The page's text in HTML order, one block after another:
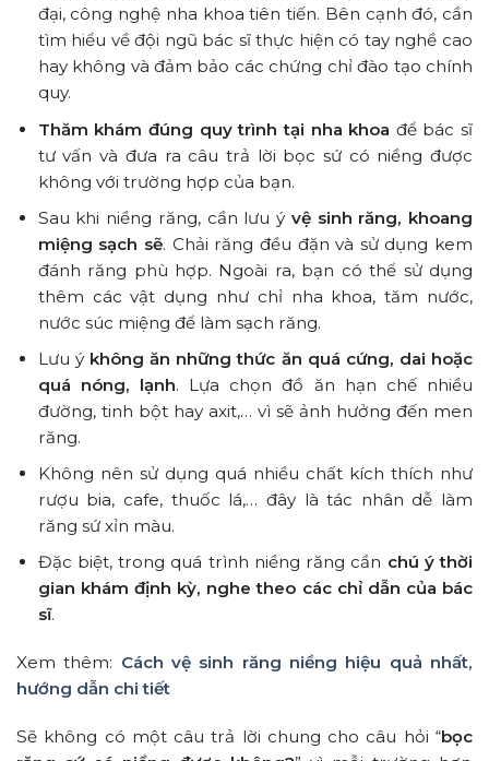
đại, công nghệ nha khoa tiên tiến. Bên cạnh đó, cần
tìm hiểu về đội ngũ bác sĩ thực hiện có tay nghề cao
hay không và đảm bảo các chứng chỉ đào tạo chính
quy.
Thăm khám đúng quy trình tại nha khoa để bác sĩ
tư vấn và đưa ra câu trả lời bọc sứ có niềng được
không với trường hợp của bạn.
Sau khi niềng răng, cần lưu ý vệ sinh răng, khoang
miệng sạch sẽ. Chải răng đều đặn và sử dụng kem
đánh răng phù hợp. Ngoài ra, bạn có thể sử dụng
thêm các vật dụng như chỉ nha khoa, tăm nước,
nước súc miệng để làm sạch răng.
Lưu ý không ăn những thức ăn quá cứng, dai hoặc
quá nóng, lạnh. Lựa chọn đồ ăn hạn chế nhiều
đường, tinh bột hay axit,… vì sẽ ảnh hưởng đến men
răng.
Không nên sử dụng quá nhiều chất kích thích như
rượu bia, cafe, thuốc lá,… đây là tác nhân dễ làm
răng sứ xỉn màu.
Đặc biệt, trong quá trình niềng răng cần chú ý thời
gian khám định kỳ, nghe theo các chỉ dẫn của bác
sĩ.
Xem thêm: Cách vệ sinh răng niềng hiệu quả nhất,
hướng dẫn chi tiết
Sẽ không có một câu trả lời chung cho câu hỏi “bọc